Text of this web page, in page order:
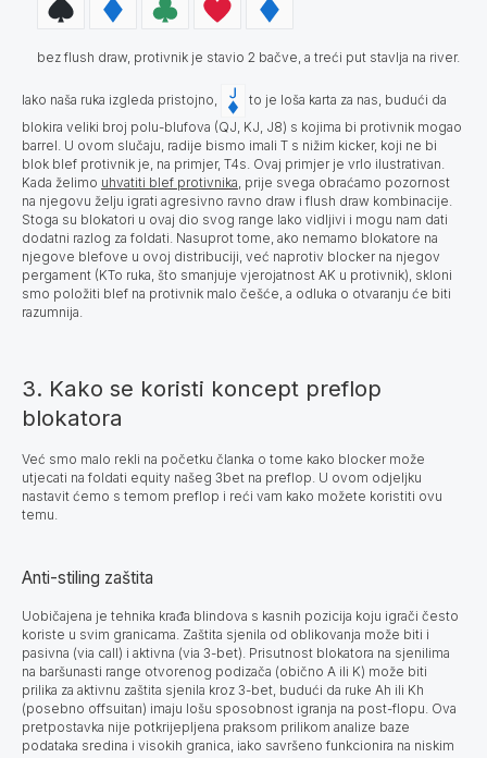
bez flush draw, protivnik je stavio 2 bačve, a treći put stavlja na river.
Iako naša ruka izgleda pristojno,
to je loša karta za nas, budući da
blokira veliki broj polu-blufova (QJ, KJ, J8) s kojima bi protivnik mogao
barrel. U ovom slučaju, radije bismo imali T s nižim kicker, koji ne bi
blok blef protivnik je, na primjer, T4s. Ovaj primjer je vrlo ilustrativan.
Kada želimo uhvatiti blef protivnika , prije svega obraćamo pozornost
na njegovu želju igrati agresivno ravno draw i flush draw kombinacije.
Stoga su blokatori u ovaj dio svog range lako vidljivi i mogu nam dati
dodatni razlog za foldati. Nasuprot tome, ako nemamo blokatore na
njegove blefove u ovoj distribuciji, već naprotiv blocker na njegov
pergament (KTo ruka, što smanjuje vjerojatnost AK u protivnik), skloni
smo položiti blef na protivnik malo češće, a odluka o otvaranju će biti
razumnija.
3. Kako se koristi koncept preflop
blokatora
Već smo malo rekli na početku članka o tome kako blocker može
utjecati na foldati equity našeg 3bet na preflop. U ovom odjeljku
nastavit ćemo s temom preflop i reći vam kako možete koristiti ovu
temu.
Anti-stiling zaštita
Uobičajena je tehnika krađa blindova s kasnih pozicija koju igrači često
koriste u svim granicama. Zaštita sjenila od oblikovanja može biti i
pasivna (via call) i aktivna (via 3-bet). Prisutnost blokatora na sjenilima
na baršunasti range otvorenog podizača (obično A ili K) može biti
prilika za aktivnu zaštita sjenila kroz 3-bet, budući da ruke Ah ili Kh
(posebno offsuitan) imaju lošu sposobnost igranja na post-flopu. Ova
pretpostavka nije potkrijepljena praksom prilikom analize baze
podataka sredina i visokih granica, iako savršeno funkcionira na niskim